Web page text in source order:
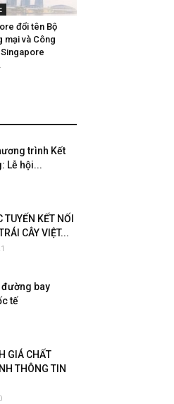
đổi tên Bộ
mại và Công
trình Kết
Lễ hội...
TUYẾN KẾT NỐI
CÂY VIỆT...
bay
tế
GIÁ CHẤT
THÔNG TIN